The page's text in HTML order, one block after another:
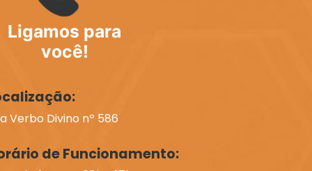
Ligamos para
você!
Verbo Divino nº 586
de Funcionamento: